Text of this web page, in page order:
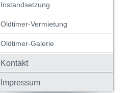
Instandsetzung
Oldtimer-Vermietung
Oldtimer-Galerie
Kontakt
Impressum